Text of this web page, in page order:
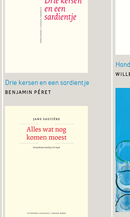
Drie kersen en een sardientje
benjamin péret